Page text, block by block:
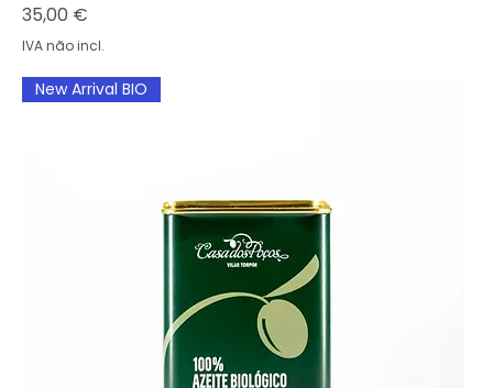
Preço
35,00 €
IVA não incl.
New Arrival BIO